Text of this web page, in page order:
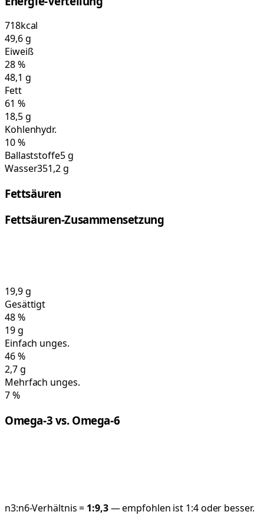
718kcal
49,6g
Eiweiß
28%
48,1 g
Fett
61 %
18,5g
Kohlenhydr.
10%
Ballaststoffe5 g
Wasser351,2 g
Fettsäuren
Fettsäuren-Zusammensetzung
19,9g
Gesättigt
48%
19g
Einfach unges.
46%
2,7g
Mehrfach unges.
7%
Omega-3 vs. Omega-6
n3:n6-Verhältnis = 1:9,3— empfohlen ist 1:4 oder besser.